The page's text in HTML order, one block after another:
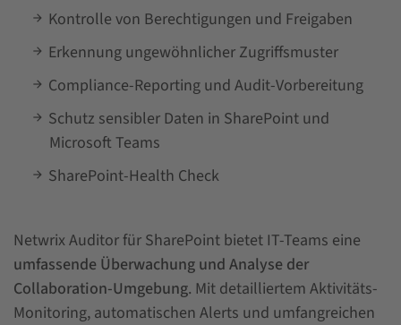
Kontrolle von Berechtigungen und Freigaben
Erkennung ungewöhnlicher Zugriffsmuster
Compliance-Reporting und Audit-Vorbereitung
Schutz sensibler Daten in SharePoint und
Microsoft Teams
SharePoint-Health Check
Netwrix Auditor für SharePoint bietet IT-Teams eine
umfassende Überwachung und Analyse der
Collaboration-Umgebung. Mit detailliertem Aktivitäts-
Monitoring, automatischen Alerts und umfangreichen